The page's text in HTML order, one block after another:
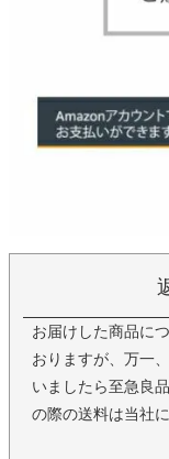
お届けした商品に
おりますが、万一
いましたら至急良
の際の送料は当社